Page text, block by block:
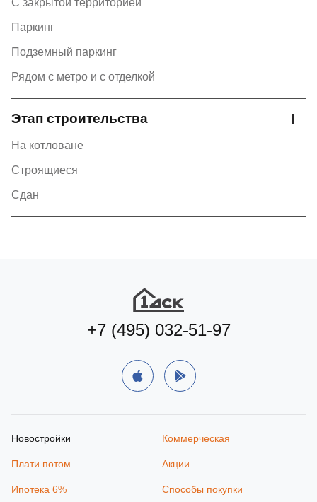
Паркинг
Подземный паркинг
Рядом с метро и с отделкой
Этап строительства
На котловане
Строящиеся
Сдан
+7 (495) 032-51-97
Новостройки Коммерческая
Плати потом Акции
Ипотека 6% Способы покупки